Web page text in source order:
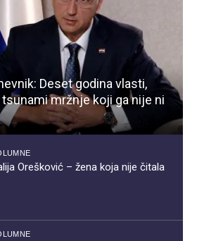
Deset godina vlasti,
mržnje koji ga nije ni
Orešković – žena koja nije čitala